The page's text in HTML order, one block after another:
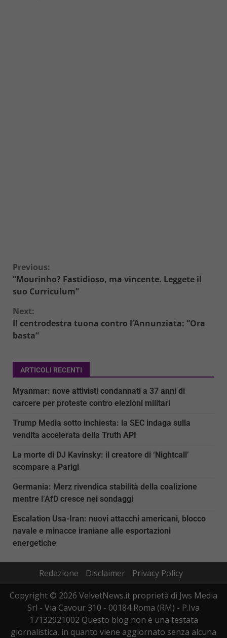
Continue
Reading
Previous:
“Mourinho? Fastidioso, ma vincente. Leggete il
suo Curriculum”
Next:
Il centrodestra tuona contro l’Annunziata: “Ora
basta”
ARTICOLI RECENTI
Myanmar: nove attivisti condannati a 37 anni di
carcere per proteste contro elezioni militari
Trump Media sotto inchiesta: la SEC indaga sulla
vendita accelerata della Truth API
La morte di DJ Kavinsky: il creatore di ‘Nightcall’
scompare a Parigi
Germania: Merz rivendica stabilità della coalizione
mentre l’AfD cresce nei sondaggi
Escalation Usa-Iran: nuovi attacchi americani, blocco
navale e minacce iraniane alle esportazioni
energetiche
Redazione Disclaimer
Privacy Policy
Copyright © 2026 VelvetNews.it proprietà di Jws Media
Srl - Via Cavour 310 - 00184 Roma (RM) - P.Iva
17132921002 Questo blog non è una testata
giornalistica, in quanto viene aggiornato senza alcuna